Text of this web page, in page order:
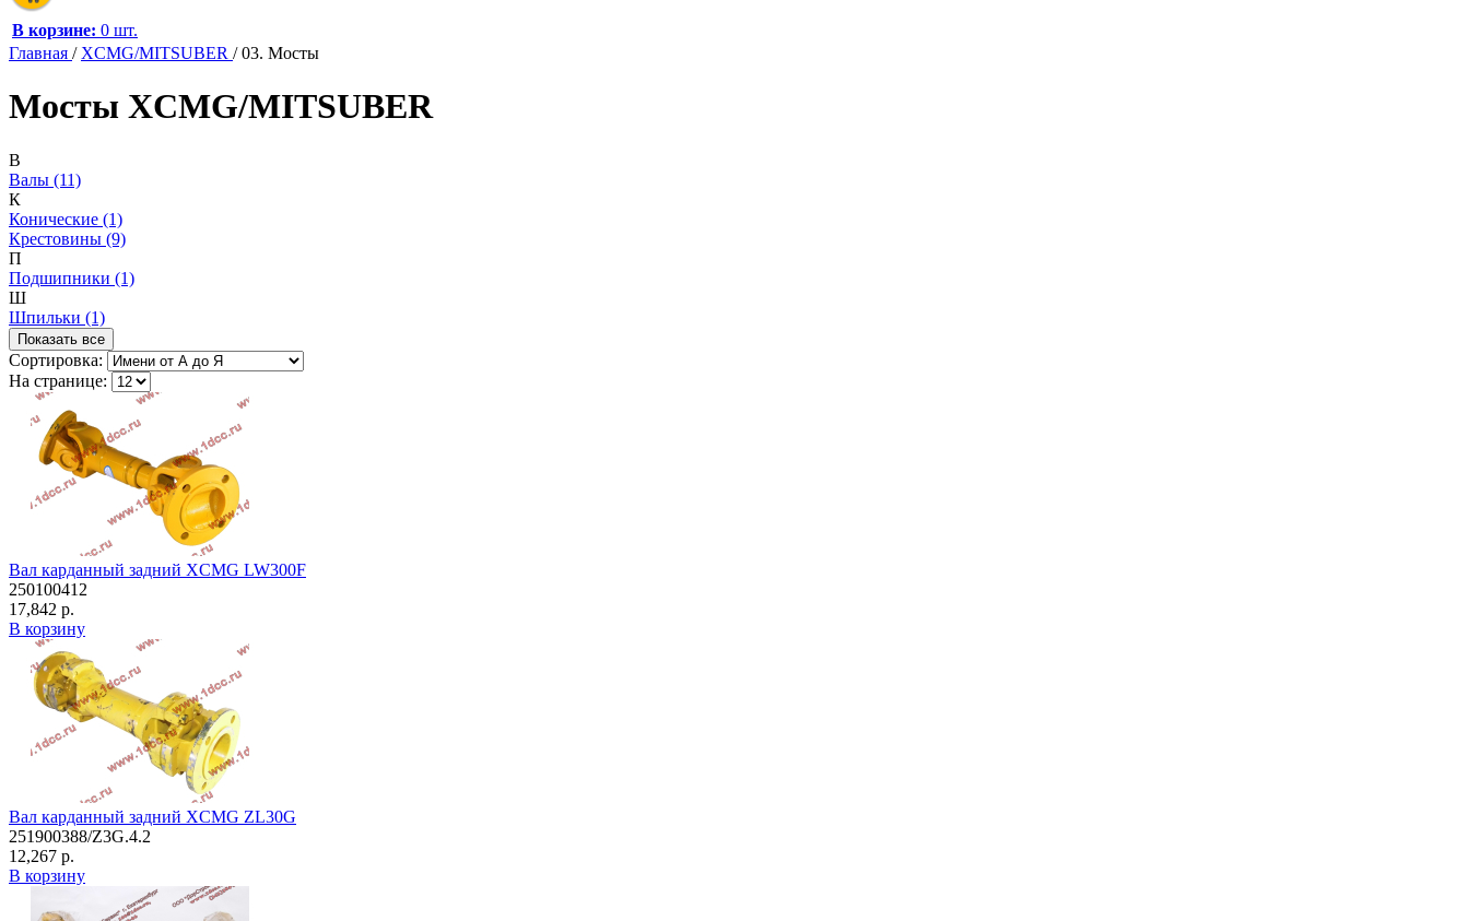
В корзине: 0 шт.
Главная / XCMG/MITSUBER /03. Мосты
Мосты XCMG/MITSUBER
В
Валы (11)
К
Конические (1)
Крестовины (9)
П
Подшипники (1)
Ш
Шпильки (1)
Показать все
Сортировка:
На странице:
Вал карданный задний XCMG LW300F
250100412
17,842 р.
В корзину
Вал карданный задний XCMG ZL30G
251900388/Z3G.4.2
12,267 р.
В корзину